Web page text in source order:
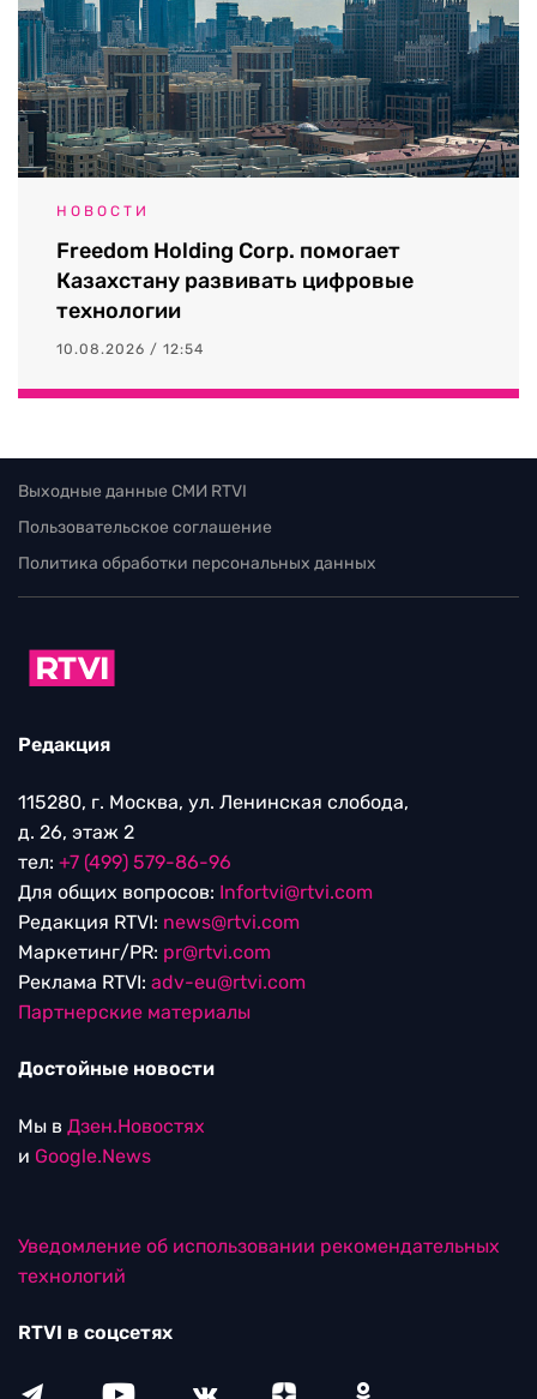
НОВОСТИ
Казахстану развивать цифровые
технологии
Выходные данные СМИ RTVI
Пользовательское соглашение
Политика обработки персональных данных
115280, г. Москва, ул. Ленинская слобода,
Для общих вопросов:Infortvi@rtvi.com
Редакция RTVI:
Реклама RTVI: adv-eu@rtvi.com